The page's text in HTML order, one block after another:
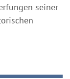
seiner